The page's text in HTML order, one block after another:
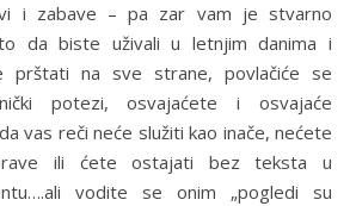
i zabave – pa zar vam je stvarno
da biste uživali u letnjim danima i
prštati na sve strane, povlačiće se
potezi, osvajaćete i osvajaće
vas reči neće služiti kao inače, nećete
ili ćete ostajati bez teksta u
vodite se onim „pogledi su